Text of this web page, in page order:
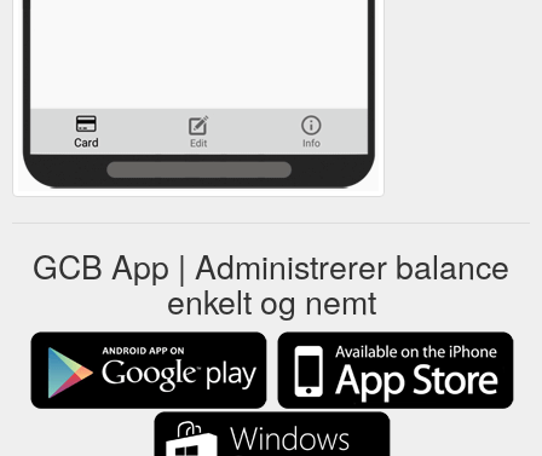
GCB App | Administrerer balance
enkelt og nemt